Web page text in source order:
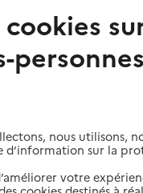
Eaux
de Liancourt
nous utilisons,
d’information sur la
votre